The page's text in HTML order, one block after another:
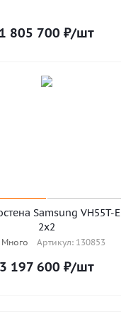
1 805 700 ₽/шт
Samsung VH55T-E
2х2
Много Артикул: 130853
3 197 600 ₽/шт